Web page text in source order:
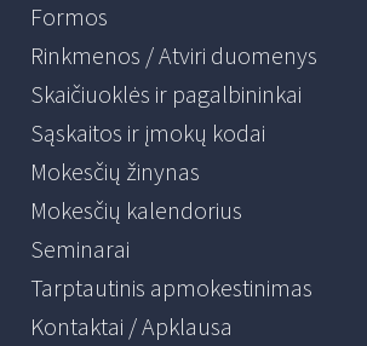
Formos
Rinkmenos / Atviri duomenys
Skaičiuoklės ir pagalbininkai
Sąskaitos ir įmokų kodai
Mokesčių žinynas
Mokesčių kalendorius
Seminarai
Tarptautinis apmokestinimas
Kontaktai / Apklausa